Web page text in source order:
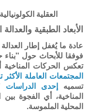
العقلية
الأبعاد الطبقية والعدالة
عادة ما يُغفل إطار العدالة
فوفقا للأبحاث حول "بناء
تعكس الحركات المناخية
المجتمعات العاملة
تسميهإحدى الدراسات
المناخية، أي الفجوة
المحلية الملموسة.